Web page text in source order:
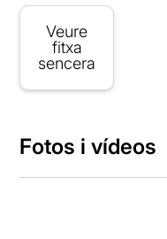
Veure
fitxa
sencera
Fotos i vídeos